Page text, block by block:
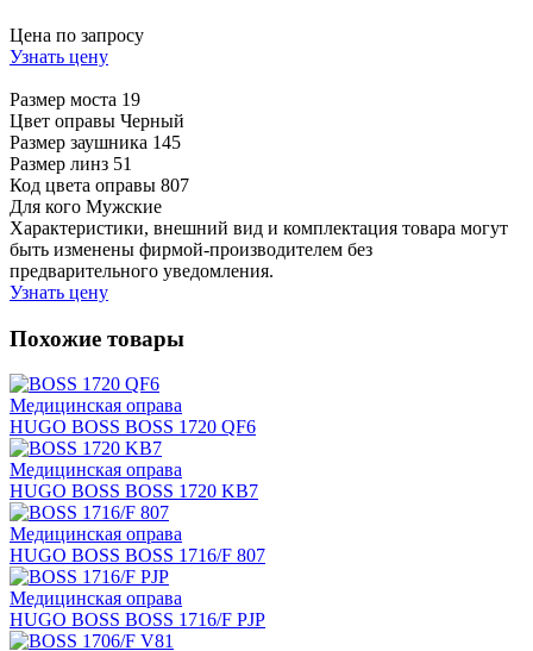
Цена по запросу
Узнать цену
Размер моста 19
Цвет оправы Черный
Размер заушника 145
Размер линз 51
Код цвета оправы 807
Для кого Мужские
Характеристики, внешний вид и комплектация товара могут
быть изменены фирмой-производителем без
предварительного уведомления.
Узнать цену
Похожие товары
Медицинская оправа
HUGO BOSS BOSS 1720 QF6
Медицинская оправа
HUGO BOSS BOSS 1720 KB7
Медицинская оправа
HUGO BOSS BOSS 1716/F 807
Медицинская оправа
HUGO BOSS BOSS 1716/F PJP